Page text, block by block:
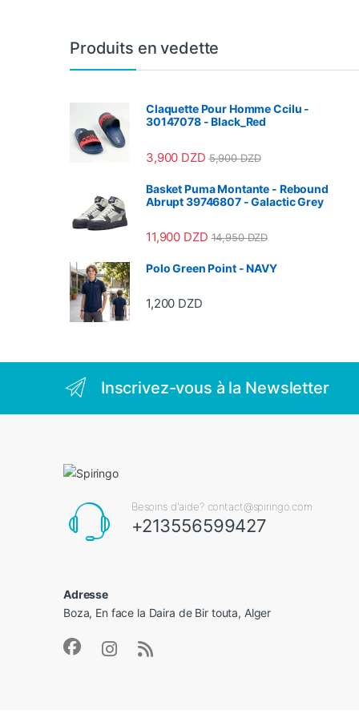
Produits en vedette
Claquette Pour Homme Ccilu -
30147078 - Black_Red
3,900 DZD 5,900DZD
Basket Puma Montante - Rebound
Abrupt 39746807 - Galactic Grey
11,900 DZD 14,950DZD
Polo Green Point - NAVY
1,200 DZD
Inscrivez-vous à la Newsletter
Besoins d'aide? contact@spiringo.com
+213556599427
Adresse
Boza, En face la Daira de Bir touta, Alger